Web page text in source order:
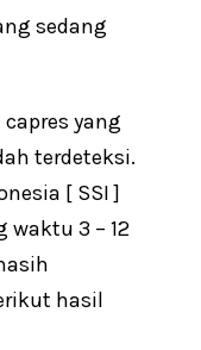
sedang
yang
terdeteksi.
[ SSI ]
3 – 12
hasil